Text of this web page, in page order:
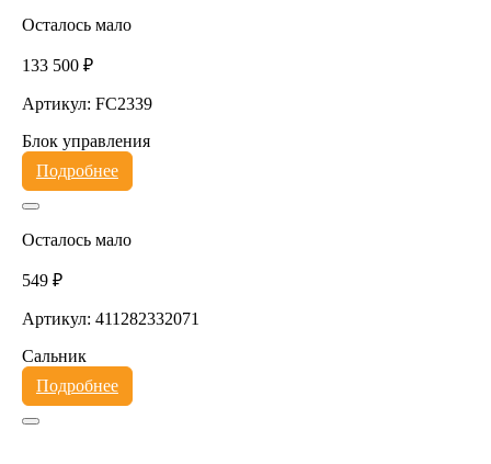
Осталось мало
133 500 ₽
Артикул: FC2339
Блок управления
Подробнее
Осталось мало
549 ₽
Артикул: 411282332071
Сальник
Подробнее